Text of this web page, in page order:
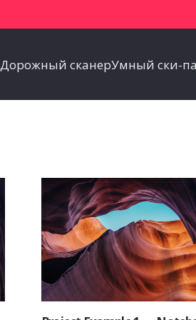
Дорожный сканерУмный ски-